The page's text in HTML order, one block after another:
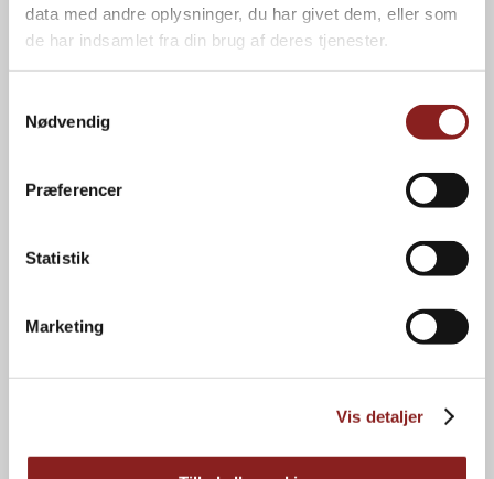
data med andre oplysninger, du har givet dem, eller som
de har indsamlet fra din brug af deres tjenester.
Nødvendig
Præferencer
Statistik
Marketing
Vis detaljer
NAVIGATION
Forbrugere
Professionelle
Brands
Kvalitet
Om os
INFORMATION
Cookiepolitik
Kataloger